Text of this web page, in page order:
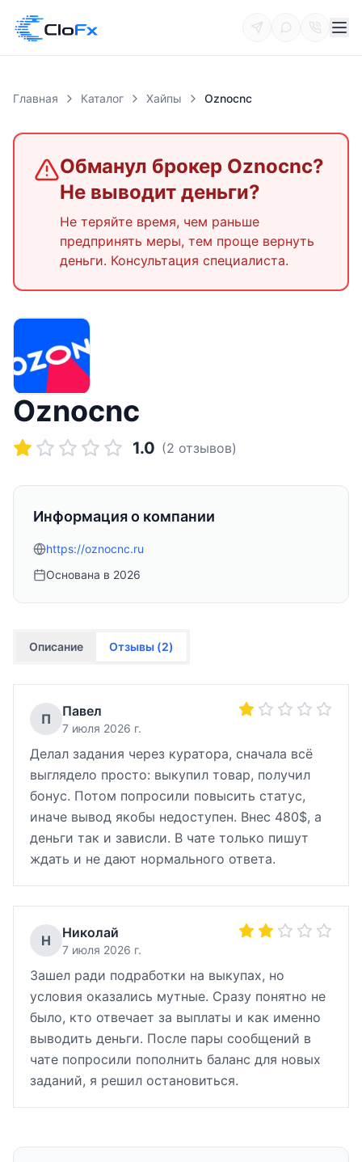
Главная Каталог Хайпы Oznocnc
Обманул брокер Oznocnc?
Не выводит деньги?
Не теряйте время, чем раньше
предпринять меры, тем проще вернуть
деньги. Консультация специалиста.
Oznocnc
1.0 (2 отзывов)
Информация о компании
https://oznocnc.ru
Основана в 2026
Описание Отзывы (2)
П Павел
7 июля 2026 г.
Делал задания через куратора, сначала всё
выглядело просто: выкупил товар, получил
бонус. Потом попросили повысить статус,
иначе вывод якобы недоступен. Внес 480$, а
деньги так и зависли. В чате только пишут
ждать и не дают нормального ответа.
Н Николай
7 июля 2026 г.
Зашел ради подработки на выкупах, но
условия оказались мутные. Сразу понятно не
было, кто отвечает за выплаты и как именно
выводить деньги. После пары сообщений в
чате попросили пополнить баланс для новых
заданий, я решил остановиться.